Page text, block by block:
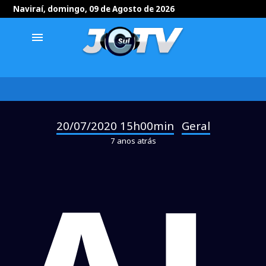
Naviraí, domingo, 09 de Agosto de 2026
menu
20/07/2020 15h00min Geral
7 anos atrás